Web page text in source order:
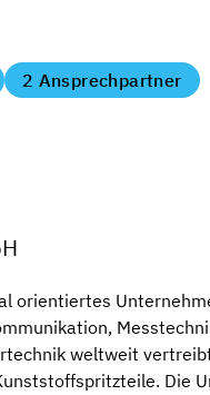
2 Ansprechpartner
orientiertes
weltweit
Die